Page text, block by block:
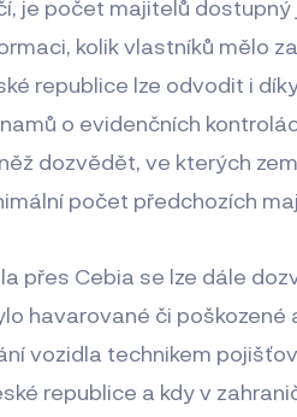
je počet majitelů
kolik vlastníků mělo
republice lze odvodit i
o evidenčních
dozvědět, ve kterých
počet předchozích
přes Cebia se lze dále
havarované či
vozidla technikem
republice a kdy v